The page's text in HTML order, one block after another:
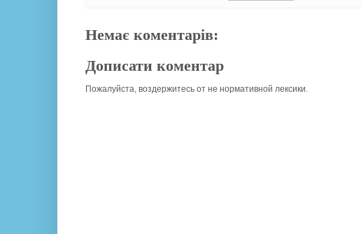
Немає коментарів:
Дописати коментар
Пожалуйста, воздержитесь от не нормативной лексики.